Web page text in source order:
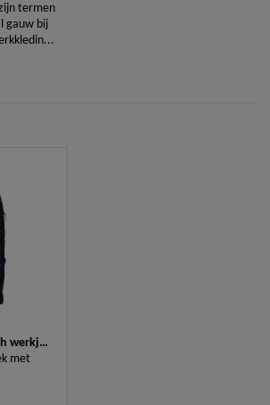
termen
gauw bij
Dassy Osaka stretch werkjeans 201011
met